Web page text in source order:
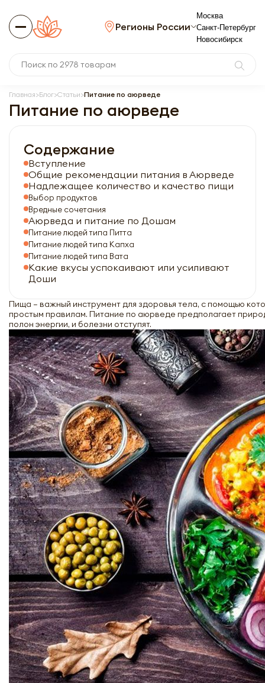
Регионы России
Москва
Санкт-Петербург
Новосибирск
Главная Блог Статьи Питание по аюрведе
Питание по аюрведе
Пища – важный инструмент для здоровья тела, с помощью
простым правилам. Питание по аюрведе предполагает
полон энергии, и болезни отступят.
Содержание
Вступление
Общие рекомендации питания в Аюрведе
Надлежащее количество и качество пищи
Выбор продуктов
Вредные сочетания
Аюрведа и питание по Дошам
Питание людей типа Питта
Питание людей типа Капха
Питание людей типа Вата
Какие вкусы успокаивают или усиливают
Доши